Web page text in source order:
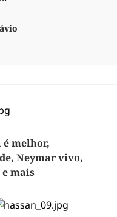
melhor,
Neymar vivo,
mais